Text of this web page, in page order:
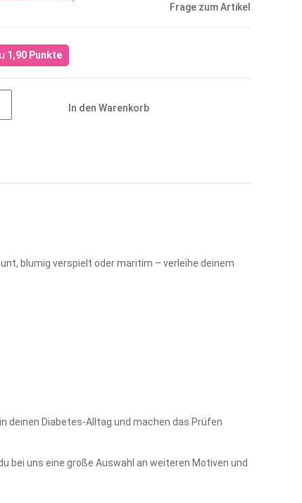
Frage zum Artikel
1,90 Punkte
In den Warenkorb
blumig verspielt oder maritim – verleihe deinem
deinen Diabetes-Alltag und machen das Prüfen
uns eine große Auswahl an weiteren Motiven und